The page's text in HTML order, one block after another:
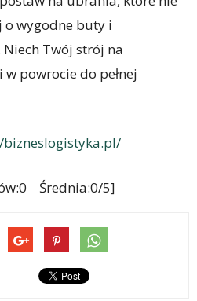
wygodne buty i
Twój strój na
powrocie do pełnej
Średnia:0/5]